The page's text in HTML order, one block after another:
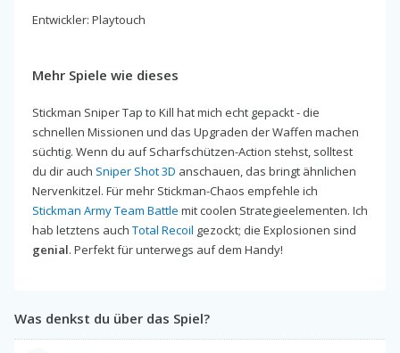
Entwickler: Playtouch
Mehr Spiele wie dieses
Stickman Sniper Tap to Kill hat mich echt gepackt - die
schnellen Missionen und das Upgraden der Waffen machen
süchtig. Wenn du auf Scharfschützen-Action stehst, solltest
du dir auch Sniper Shot 3D anschauen, das bringt ähnlichen
Nervenkitzel. Für mehr Stickman-Chaos empfehle ich
Stickman Army Team Battle mit coolen Strategieelementen. Ich
hab letztens auch Total Recoil gezockt; die Explosionen sind
genial. Perfekt für unterwegs auf dem Handy!
Was denkst du über das Spiel?